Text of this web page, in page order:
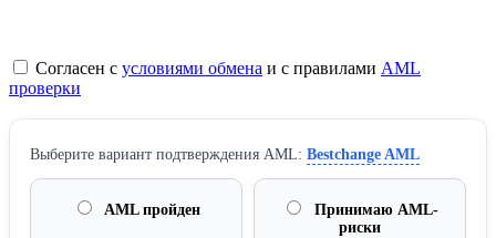
Согласен с условиями обмена и с правилами AML
проверки
Выберите вариант подтверждения AML: Bestchange AML
AML пройден
Принимаю AML-
риски